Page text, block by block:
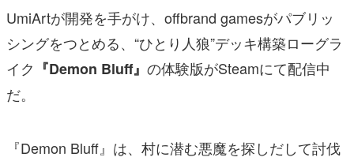
女性向け
アプリレビュー
その他
運営：株式会社マレ
UmiArtが開発を手がけ、offbrand gamesがパブリッ
シングをつとめる、“ひとり人狼”デッキ構築ローグラ
イク 『Demon Bluff』 の体験版がSteamにて配信中
だ。
『Demon Bluff』は、村に潜む悪魔を探しだして討伐